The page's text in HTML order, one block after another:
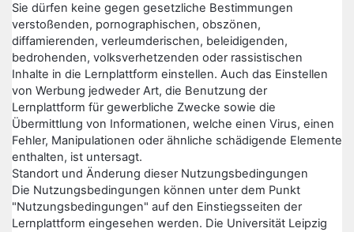
Sie dürfen keine gegen gesetzliche Bestimmungen
verstoßenden, pornographischen, obszönen,
diffamierenden, verleumderischen, beleidigenden,
bedrohenden, volksverhetzenden oder rassistischen
Inhalte in die Lernplattform einstellen. Auch das Einstellen
von Werbung jedweder Art, die Benutzung der
Lernplattform für gewerbliche Zwecke sowie die
Übermittlung von Informationen, welche einen Virus, einen
Fehler, Manipulationen oder ähnliche schädigende Elemente
enthalten, ist untersagt.
Standort und Änderung dieser Nutzungsbedingungen
Die Nutzungsbedingungen können unter dem Punkt
"Nutzungsbedingungen" auf den Einstiegsseiten der
Lernplattform eingesehen werden. Die Universität Leipzig